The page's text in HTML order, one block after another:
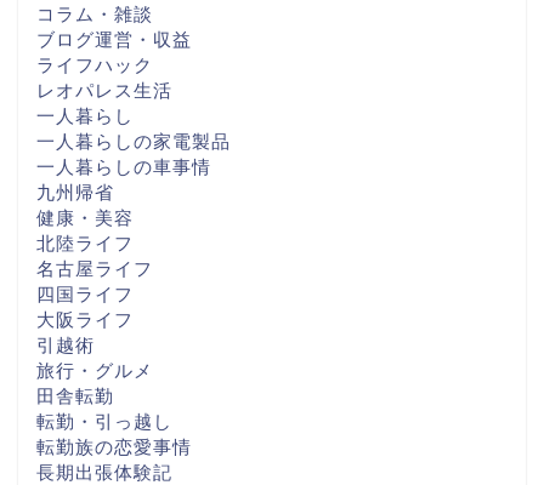
コラム・雑談
ブログ運営・収益
ライフハック
レオパレス生活
一人暮らし
一人暮らしの家電製品
一人暮らしの車事情
九州帰省
健康・美容
北陸ライフ
名古屋ライフ
四国ライフ
大阪ライフ
引越術
旅行・グルメ
田舎転勤
転勤・引っ越し
転勤族の恋愛事情
長期出張体験記